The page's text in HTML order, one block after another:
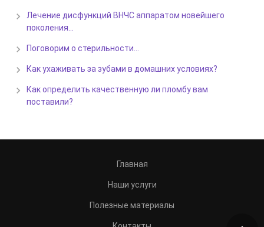
Лечение дисфункций ВНЧС аппаратом новейшего
поколения…
Поговорим о стерильности…
Как ухаживать за зубами в домашних условиях?
Как определить качественную ли пломбу вам
поставили?
Главная
Наши услуги
Полезные материалы